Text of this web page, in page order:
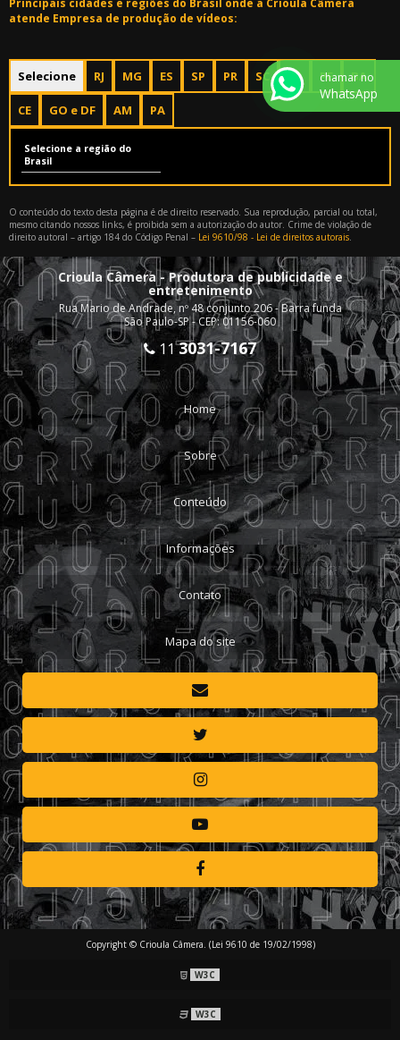
atende Empresa de produção de vídeos:
Selecione RJ MG ES SP PR SC RS PE BA
CE GO e DF AM PA
Selecione a região do
Brasil
O conteúdo do texto desta página é de direito reservado. Sua reprodução, parcial ou total,
mesmo citando nossos links, é proibida sem a autorização do autor. Crime de violação de
direito autoral – artigo 184 do Código Penal – Lei 9610/98 - Lei de direitos autorais.
Crioula Câmera - Produtora de publicidade e
entretenimento
Rua Mario de Andrade, nº 48 conjunto 206 - Barra funda
São Paulo-SP - CEP: 01156-060
113031-7167
Home
Sobre
Conteúdo
Informações
Contato
Mapa do site
Copyright © Crioula Câmera. (Lei 9610 de 19/02/1998)
W3C
W3C
chamar no
WhatsApp